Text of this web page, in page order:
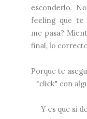
esconderlo.
feeling que te
me pasa?
final, lo
Porque te
"click" con
Y es que si